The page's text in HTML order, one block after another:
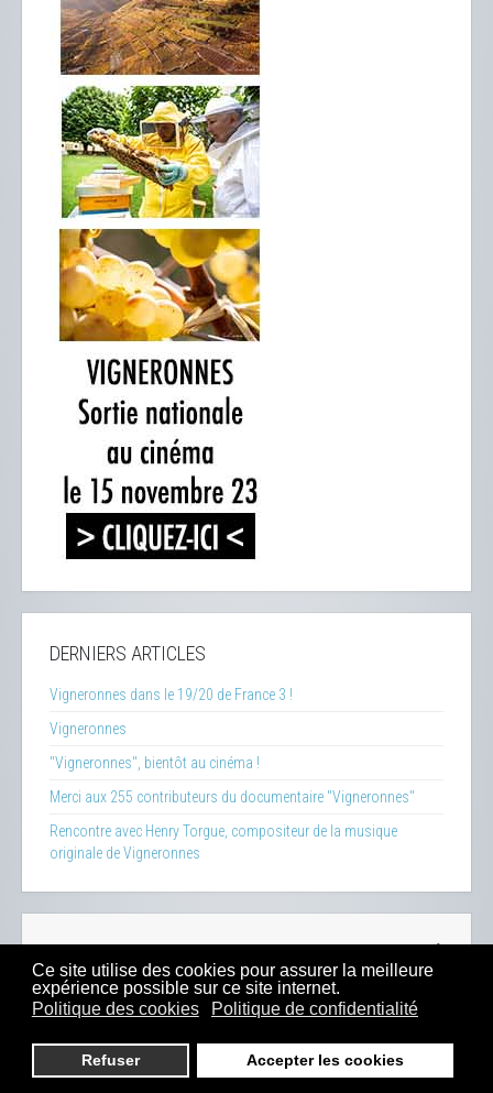
Ce site utilise des cookies pour assurer la meilleure
expérience possible sur ce site internet.
Politique des cookies
Politique de confidentialité
Refuser Accepter les cookies
DERNIERS ARTICLES
Vigneronnes dans le 19/20 de France 3 !
Vigneronnes
"Vigneronnes", bientôt au cinéma !
Merci aux 255 contributeurs du documentaire "Vigneronnes"
Rencontre avec Henry Torgue, compositeur de la musique
originale de Vigneronnes
100% Bio-Presse -Sitemap -Mentions Légales-Contacts
- Boutique